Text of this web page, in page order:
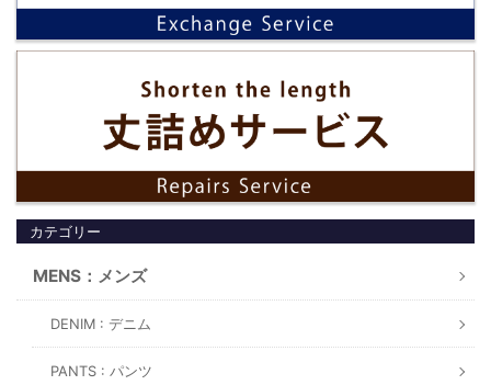
カテゴリー
MENS：メンズ
DENIM : デニム
PANTS : パンツ